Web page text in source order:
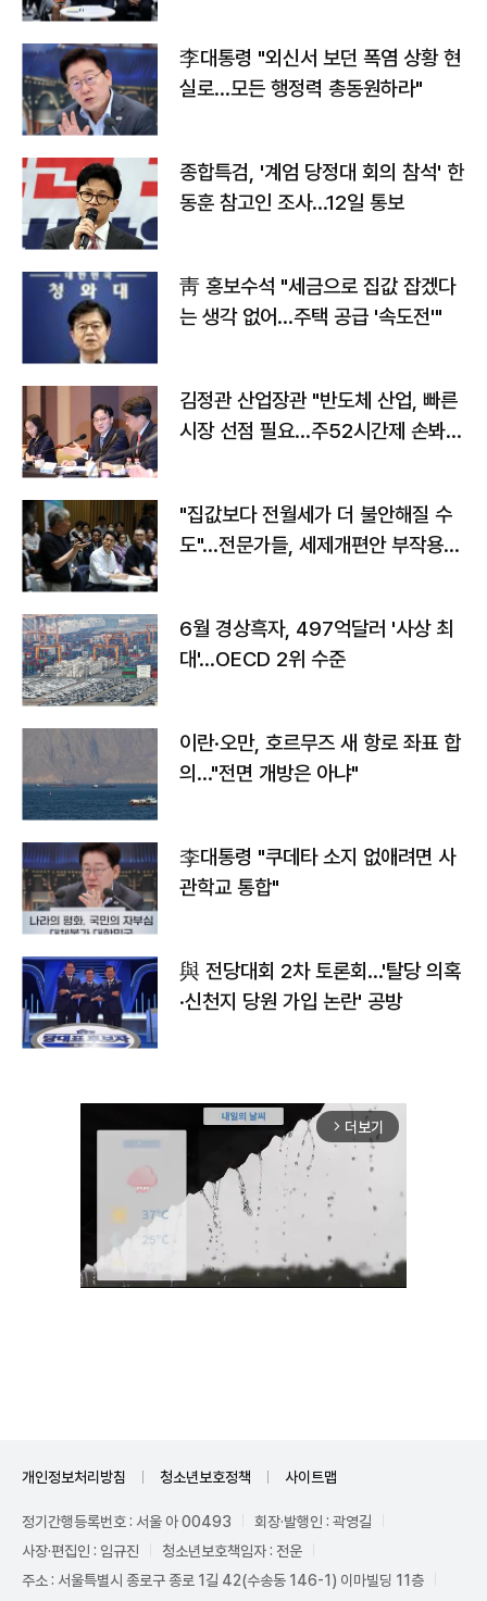
李대통령 "외신서 보던 폭염 상황 현
실로…모든 행정력 총동원하라"
종합특검, '계엄 당정대 회의 참석' 한
동훈 참고인 조사...12일 통보
靑 홍보수석 "세금으로 집값 잡겠다
는 생각 없어…주택 공급 '속도전'"
김정관 산업장관 "반도체 산업, 빠른
시장 선점 필요…주52시간제 손봐
"집값보다 전월세가 더 불안해질 수
도"…전문가들, 세제개편안 부작용
6월 경상흑자, 497억달러 '사상 최
대'…OECD 2위 수준
이란·오만, 호르무즈 새 항로 좌표 합
의…"전면 개방은 아냐"
李대통령 "쿠데타 소지 없애려면 사
관학교 통합"
與 전당대회 2차 토론회…'탈당 의혹
·신천지 당원 가입 논란' 공방
arrow_forward_ios 더보기
개인정보처리방침 청소년보호정책 사이트맵
정기간행등록번호 : 서울 아 00493
회장·발행인 : 곽영길
사장·편집인 : 임규진
청소년보호책임자 : 전운
주소 : 서울특별시 종로구 종로 1길 42(수송동 146-1) 이마빌딩 11층